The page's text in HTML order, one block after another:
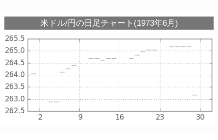
米ドル/円の日足チャート(1973年6月)